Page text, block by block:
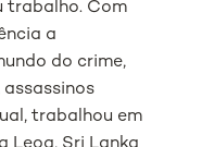
trabalho. Com
a
do crime,
trabalhou em